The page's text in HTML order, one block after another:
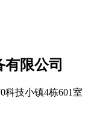
限公司
科技小镇4栋601室